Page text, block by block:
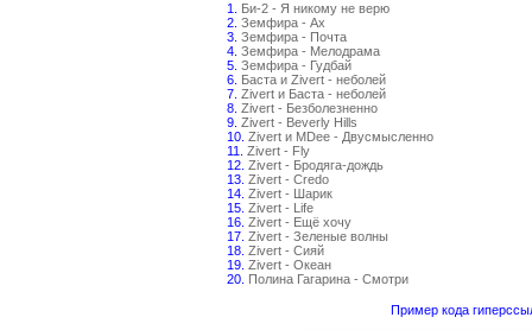
1. Би-2 - Я никому не верю
2. Земфира - Ах
3. Земфира - Почта
4. Земфира - Мелодрама
5. Земфира - Гудбай
6. Баста и Zivert - неболей
7. Zivert и Баста - неболей
8. Zivert - Безболезненно
9. Zivert - Beverly Hills
10. Zivert и MDee - Двусмысленно
11. Zivert - Fly
12. Zivert - Бродяга-дождь
13. Zivert - Credo
14. Zivert - Шарик
15. Zivert - Life
16. Zivert - Ещё хочу
17. Zivert - Зеленые волны
18. Zivert - Сияй
19. Zivert - Океан
20. Полина Гагарина - Смотри
Пример кода